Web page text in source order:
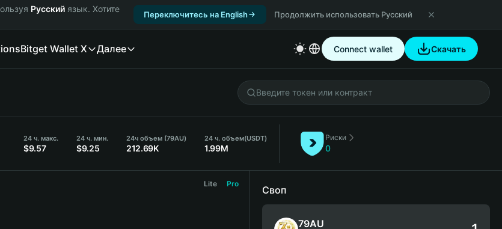
Русский язык. Хотите
Переключитесь на English Продолжить использовать Русский
Bitget Wallet X Далее Connect wallet Скачать
24 ч. макс.
$9.57
24 ч. мин.
$9.25
24ч объем (79AU)
212.69K
24 ч. объем(USDT)
1.99M
Риски
0
Lite Pro
Своп
79AU